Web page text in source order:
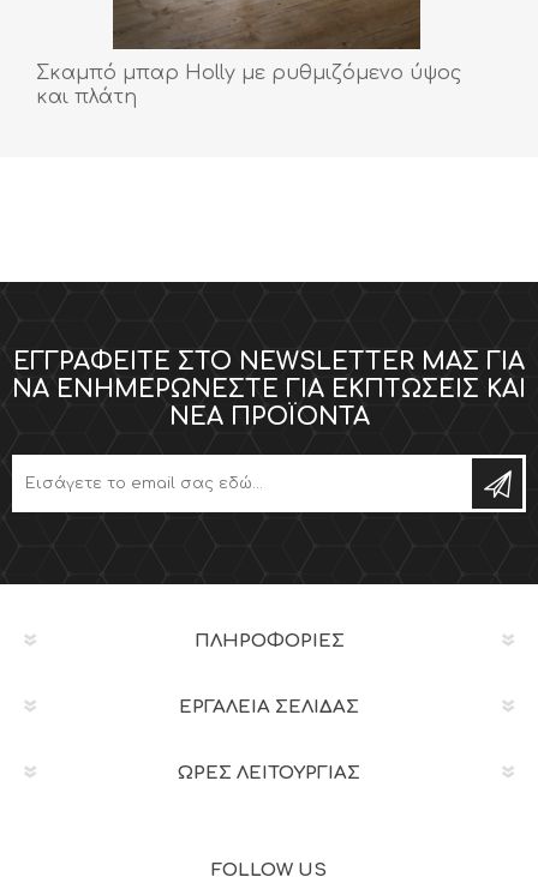
Σκαμπό μπαρ Holly με ρυθμιζόμενο ύψος
και πλάτη
ΕΓΓΡΑΦΕΊΤΕ ΣΤΟ NEWSLETTER ΜΑΣ ΓΙΑ
ΝΑ ΕΝΗΜΕΡΏΝΕΣΤΕ ΓΙΑ ΕΚΠΤΏΣΕΙΣ ΚΑΙ
ΝΈΑ ΠΡΟΪΌΝΤΑ
ΠΛΗΡΟΦΟΡΊΕΣ
ΕΡΓΑΛΕΊΑ ΣΕΛΊΔΑΣ
ΩΡΕΣ ΛΕΙΤΟΥΡΓΙΑΣ
FOLLOW US